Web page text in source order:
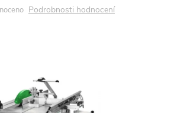
Podrobnosti hodnocení